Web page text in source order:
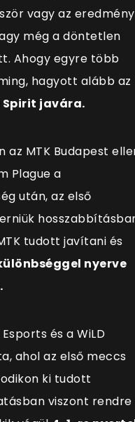
vagy az eredmény
még a döntetlen
Ahogy egyre több
hagyott alább az
Spirit javára.
MTK Budapest
Plague a
után, az első
tudott javítani és
nyerve
és a WiLD
ahol az első meccs
ki tudott
viszont rendre